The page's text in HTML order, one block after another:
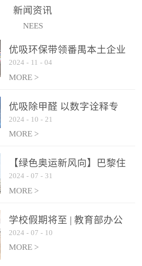
1月珠
（及各出入境边防检查
新闻资讯
NEES
优吸环保带领番禺本​土企业
勇敢破局向“新”
2024 - 11 - 04
MORE >
优吸除甲醛 以数字诠释专
业，尽显除醛品牌实力！
2024 - 10 - 21
MORE >
【绿色奥运新风向】巴黎住
宿风波：优吸环保共建健康
绿色家居
2024 - 07 - 31
MORE >
学校假期将至 | 教育部办公
厅关于加强学校新建校舍室
内空气质量管理通知
2024 - 07 - 10
MORE >